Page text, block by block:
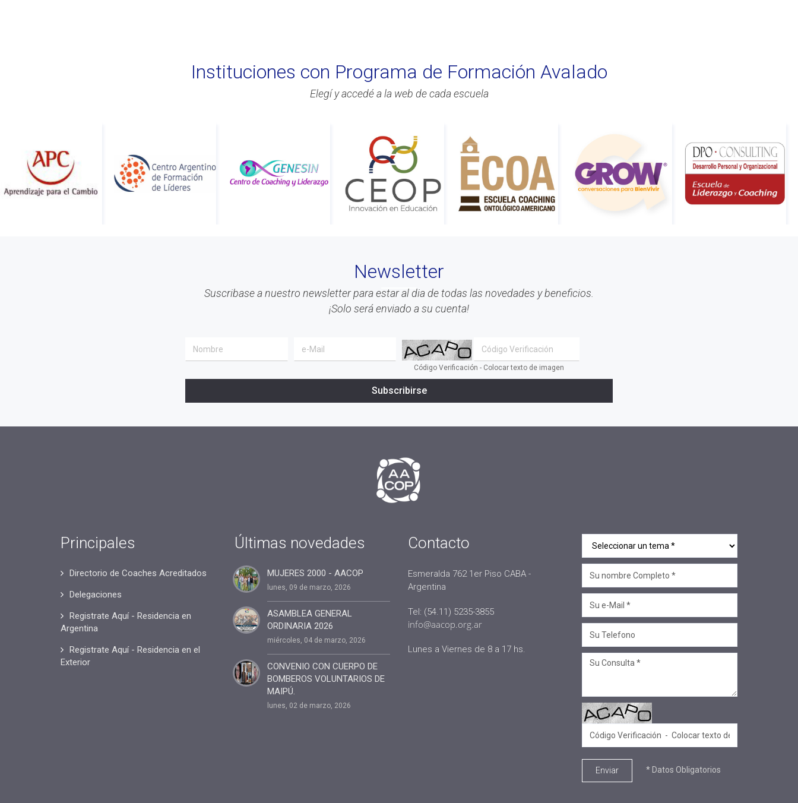
Instituciones con Programa de Formación Avalado
Elegí y accedé a la web de cada escuela
Newsletter
Suscribase a nuestro newsletter para estar al dia de todas las novedades y beneficios.
¡Solo será enviado a su cuenta!
Código Verificación - Colocar texto de imagen
Subscribirse
Principales
Directorio de Coaches Acreditados
Delegaciones
Registrate Aquí - Residencia en
Argentina
Registrate Aquí - Residencia en el
Exterior
Últimas novedades
MUJERES 2000 - AACOP
lunes, 09 de marzo, 2026
ASAMBLEA GENERAL
ORDINARIA 2026
miércoles, 04 de marzo, 2026
CONVENIO CON CUERPO DE
BOMBEROS VOLUNTARIOS DE
MAIPÚ.
lunes, 02 de marzo, 2026
Contacto
Esmeralda 762 1er Piso CABA -
Argentina
Tel: (54.11) 5235-3855
info@aacop.org.ar
Lunes a Viernes de 8 a 17 hs.
Enviar * Datos Obligatorios